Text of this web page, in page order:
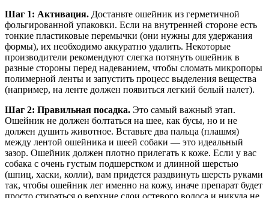
Шаг 1: Активация. Достаньте ошейник из герметичной
фольгированной упаковки. Если на внутренней стороне есть
тонкие пластиковые перемычки (они нужны для удержания
формы), их необходимо аккуратно удалить. Некоторые
производители рекомендуют слегка потянуть ошейник в
разные стороны перед надеванием, чтобы сломать микропоры
полимерной ленты и запустить процесс выделения вещества
(например, на ленте должен появиться легкий белый налет).
Шаг 2: Правильная посадка. Это самый важный этап.
Ошейник не должен болтаться на шее, как бусы, но и не
должен душить животное. Вставьте два пальца (плашмя)
между лентой ошейника и шеей собаки — это идеальный
зазор. Ошейник должен плотно прилегать к коже. Если у вас
собака с очень густым подшерстком и длинной шерстью
(шпиц, хаски, колли), вам придется раздвинуть шерсть руками
так, чтобы ошейник лег именно на кожу, иначе препарат будет